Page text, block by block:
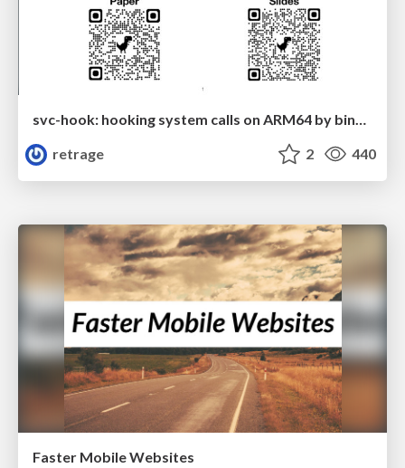
svc-hook: hooking system calls on ARM64 by binary rewriting
retrage
2 440
Faster Mobile Websites